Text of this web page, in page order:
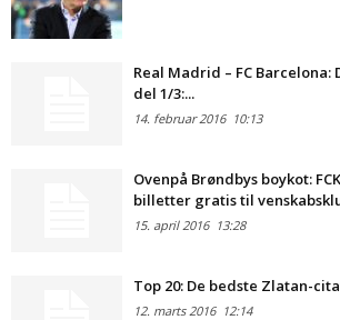
Real Madrid – FC
del 1/3:...
14. februar 201610:13
Ovenpå Brøndbys boykot:
billetter gratis til
15. april 201613:28
Top 20: De bedste Zlatan-
12. marts 201612:14